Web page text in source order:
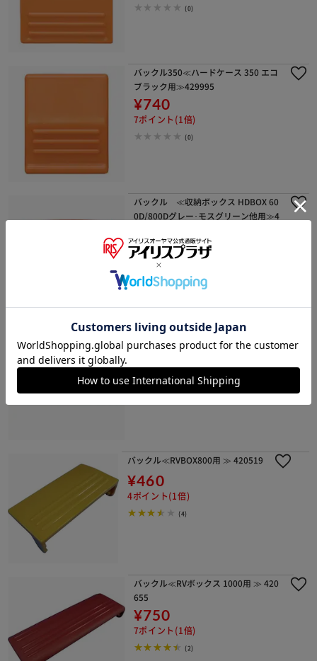
(0)
バックル350≪ハードケース 350 エコ
ブラック用≫429995
¥740
7ポイント(1倍)
(0)
バックル ≪収納ボックス HDBOX 60
0D/800Dグレー･モスグリーン他用≫4
¥630
6ポイント(1倍)
(0)
バックル：濃茶 ≪OD BOX ODB-1000
ベージュ用≫ 628247
7ポイント(1倍)
(0)
バックル≪RVBOX800用 ≫ 420519
¥460
4ポイント(1倍)
(4)
バックル≪RVボックス 1000用 ≫ 420
655
¥750
7ポイント(1倍)
(2)